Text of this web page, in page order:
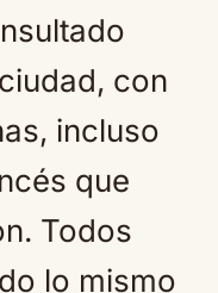
con
incluso
que
Todos
lo mismo